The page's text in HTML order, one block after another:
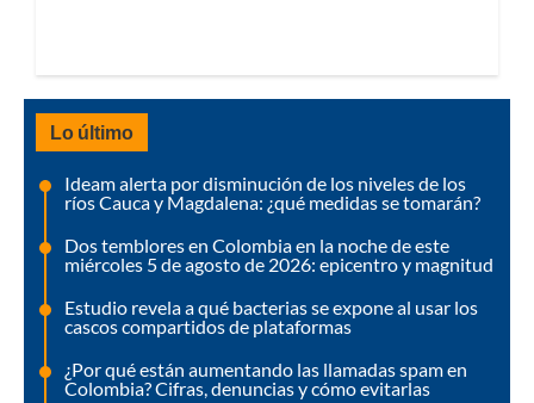
Lo último
Ideam alerta por disminución de los niveles de los
ríos Cauca y Magdalena: ¿qué medidas se tomarán?
Dos temblores en Colombia en la noche de este
miércoles 5 de agosto de 2026: epicentro y magnitud
Estudio revela a qué bacterias se expone al usar los
cascos compartidos de plataformas
¿Por qué están aumentando las llamadas spam en
Colombia? Cifras, denuncias y cómo evitarlas